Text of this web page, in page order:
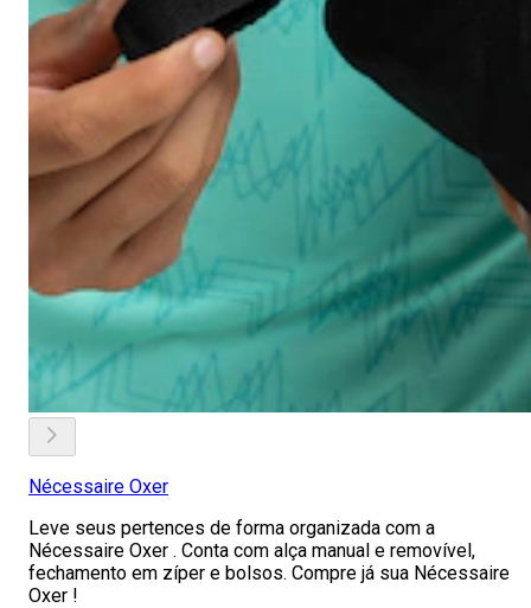
Nécessaire Oxer
Leve seus pertences de forma organizada com a
Nécessaire Oxer . Conta com alça manual e removível,
fechamento em zíper e bolsos. Compre já sua Nécessaire
Oxer !